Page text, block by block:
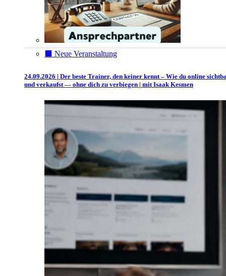
⬛️ Neue Veranstaltung
24.09.2026 | Der beste Trainer, den keiner kennt – Wie du online
und verkaufst — ohne dich zu verbiegen | mit Isaak Kesmen